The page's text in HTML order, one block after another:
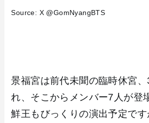
Source: X @GomNyangBTS
景福宮は前代未聞の臨時休宮
れ、そこからメンバー7人が登
鮮王もびっくりの演出予定で